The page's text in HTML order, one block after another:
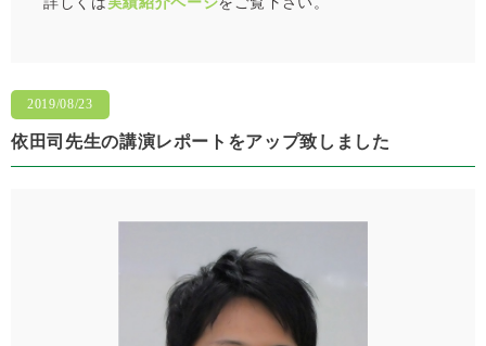
依田司先生の講演レポートをアップ致しました
2019/08/23